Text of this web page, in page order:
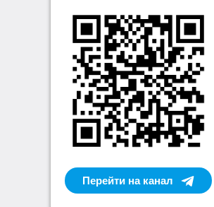
Перейти на канал